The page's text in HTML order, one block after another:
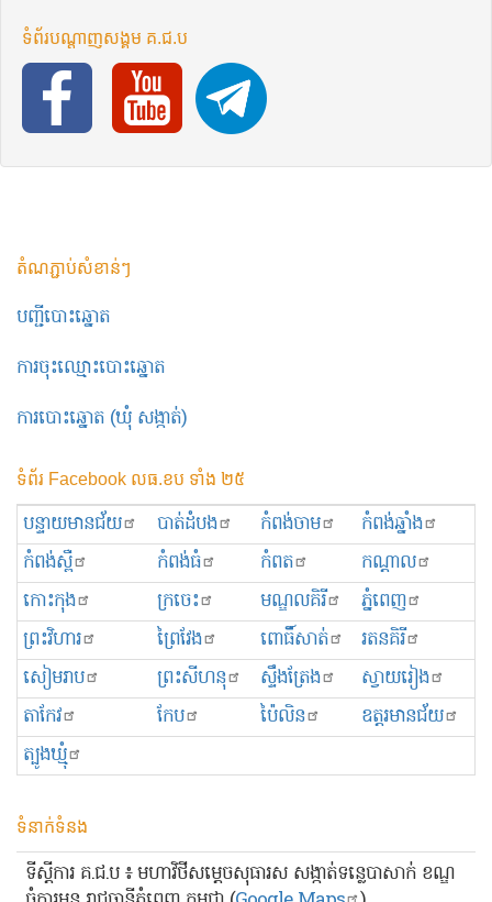
ទំព័រ​បណ្ដាញ​សង្គម​ គ.ជ.ប
តំណភ្ជាប់សំខាន់ៗ
បញ្ជីបោះឆ្នោត
ការចុះឈ្មោះបោះឆ្នោត
ការបោះឆ្នោត (ឃុំ សង្កាត់)
ទំព័រ Facebook លធ.ខប ទាំង ២៥
បន្ទាយមានជ័យ បាត់ដំបង កំពង់ចាម
កំពង់ឆ្នាំង
កំពង់ស្ពឺ
កំពង់ធំ កំពត
កណ្ដាល
កោះកុង
ក្រចេះ មណ្ឌលគិរី
ភ្នំពេញ
ព្រះ​វិហារ
ព្រៃវែង ពោធិ៍សាត់
រតនគិរី
សៀមរាប
ព្រះសីហនុ ស្ទឹងត្រែង
ស្វាយរៀង
តាកែវ
កែប ប៉ៃលិន
ឧត្ដរមានជ័យ
ត្បូងឃ្មុំ
ទំនាក់ទំនង
ទីស្ដីការ គ.ជ.ប ៖ មហាវិថីសម្ដេចសុធារស សង្កាត់ទន្លេបាសាក់ ខណ្ឌ